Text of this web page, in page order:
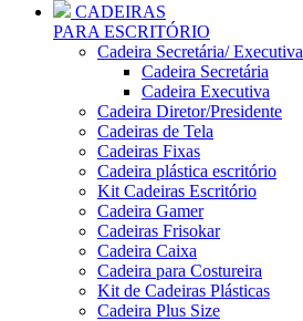
CADEIRAS
PARA ESCRITÓRIO
Cadeira Secretária/ Executiva
Cadeira Secretária
Cadeira Executiva
Cadeira Diretor/Presidente
Cadeiras de Tela
Cadeiras Fixas
Cadeira plástica escritório
Kit Cadeiras Escritório
Cadeira Gamer
Cadeiras Frisokar
Cadeira Caixa
Cadeira para Costureira
Kit de Cadeiras Plásticas
Cadeira Plus Size